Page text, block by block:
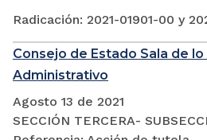
Radicación: 2021-01901-00 y
Consejo de Estado Sala de
Administrativo
Agosto 13 de 2021
SECCIÓN TERCERA-